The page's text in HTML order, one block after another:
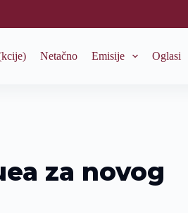
Netačno Emisije Oglasi
za novog